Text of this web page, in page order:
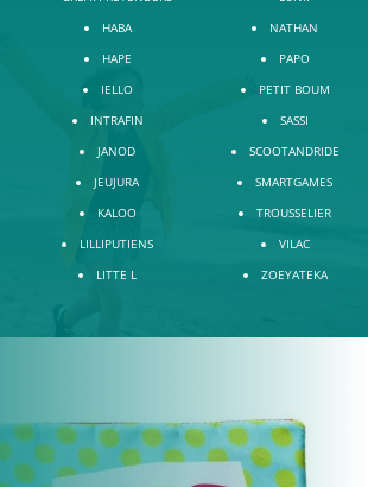
HABA
HAPE
IELLO
INTRAFIN
JANOD
JEUJURA
KALOO
LILLIPUTIENS
LITTE L
NATHAN
PAPO
PETIT BOUM
SASSI
SCOOTANDRIDE
SMARTGAMES
TROUSSELIER
VILAC
ZOEYATEKA